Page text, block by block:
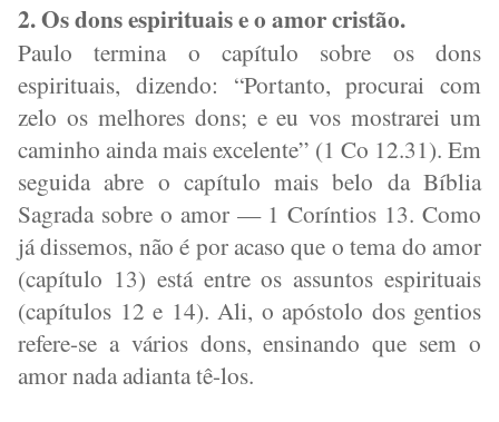
2. Os dons espirituais e o amor cristão.
Paulo termina o capítulo sobre os dons
espirituais, dizendo: “Portanto, procurai com
zelo os melhores dons; e eu vos mostrarei um
caminho ainda mais excelente” (1 Co 12.31). Em
seguida abre o capítulo mais belo da Bíblia
Sagrada sobre o amor — 1 Coríntios 13. Como
já dissemos, não é por acaso que o tema do amor
(capítulo 13) está entre os assuntos espirituais
(capítulos 12 e 14). Ali, o apóstolo dos gentios
refere-se a vários dons, ensinando que sem o
amor nada adianta tê-los.